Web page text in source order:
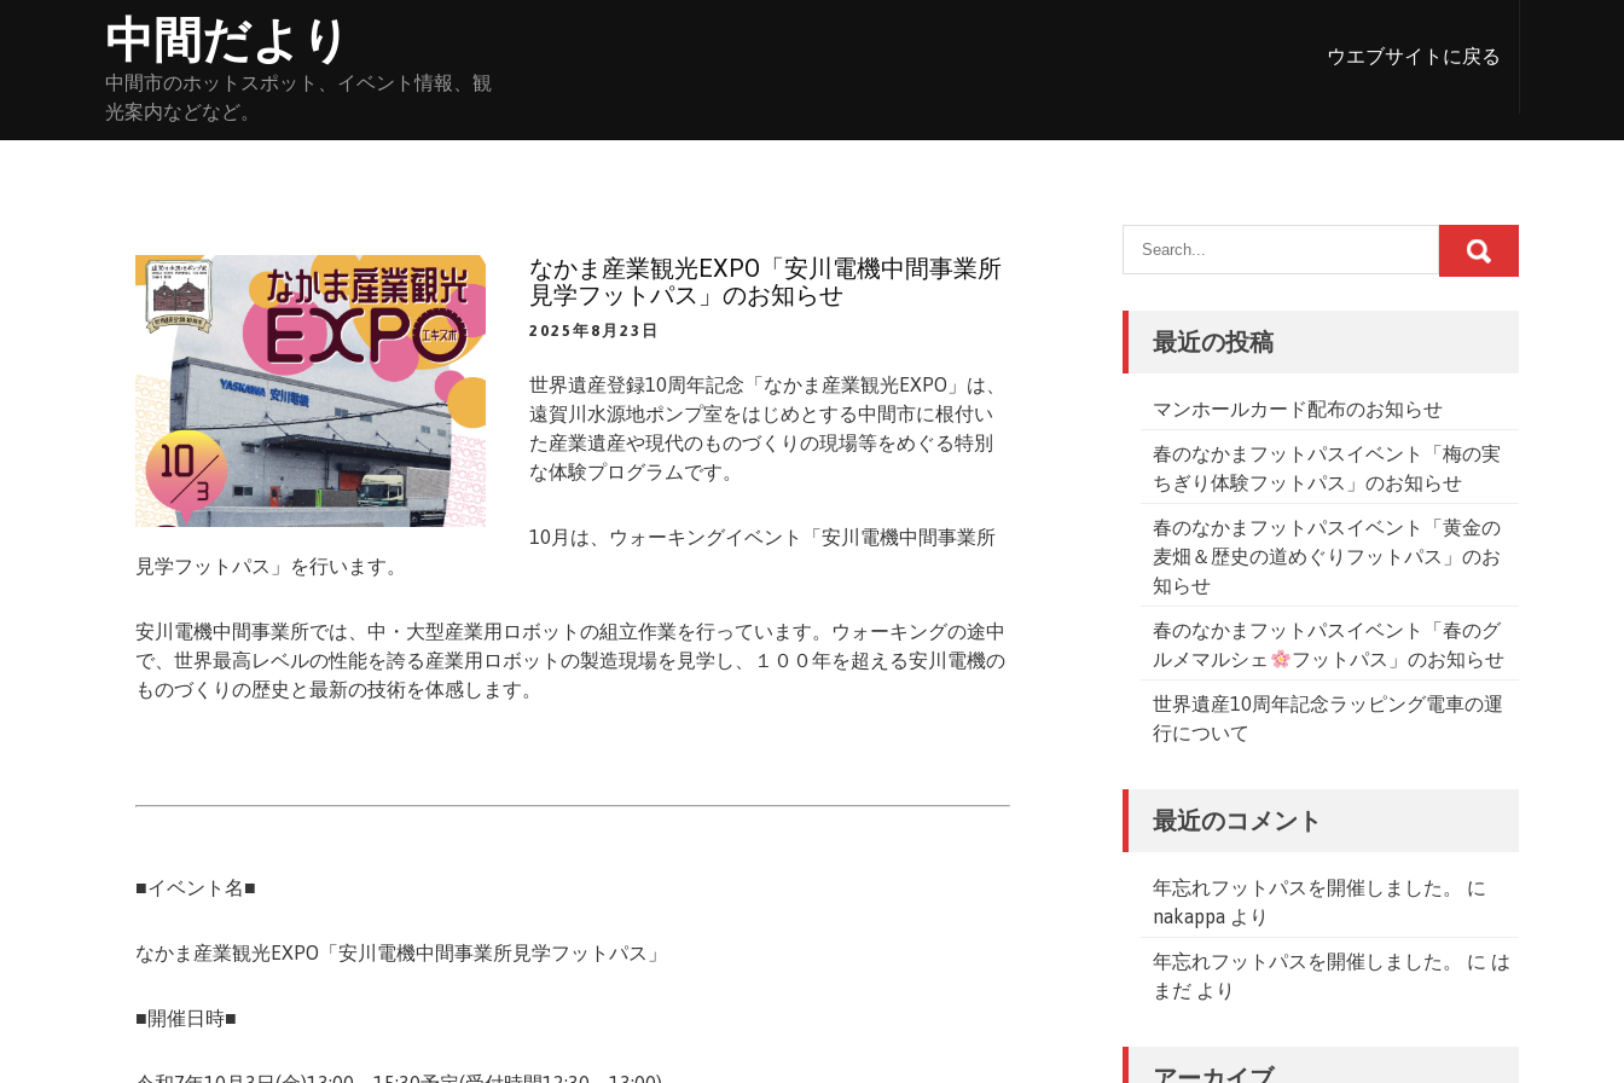
中間だより
中間市のホットスポット、イベント情報、観
光案内などなど。
ウエブサイトに戻る
なかま産業観光EXPO「安川電機中間事業所
見学フットパス」のお知らせ
2025年8月23日
世界遺産登録10周年記念「なかま産業観光EXPO」は、
遠賀川水源地ポンプ室をはじめとする中間市に根付い
た産業遺産や現代のものづくりの現場等をめぐる特別
な体験プログラムです。
10月は、ウォーキングイベント「安川電機中間事業所
見学フットパス」を行います。
安川電機中間事業所では、中・大型産業用ロボットの組立作業を行っています。ウォーキングの途中
で、世界最高レベルの性能を誇る産業用ロボットの製造現場を見学し、１００年を超える安川電機の
ものづくりの歴史と最新の技術を体感します。
■イベント名■
なかま産業観光EXPO「安川電機中間事業所見学フットパス」
■開催日時■
最近の投稿
マンホールカード配布のお知らせ
春のなかまフットパスイベント「梅の実
ちぎり体験フットパス」のお知らせ
春のなかまフットパスイベント「黄金の
麦畑＆歴史の道めぐりフットパス」のお
知らせ
春のなかまフットパスイベント「春のグ
ルメマルシェ
フットパス」のお知らせ
世界遺産10周年記念ラッピング電車の運
行について
最近のコメント
年忘れフットパスを開催しました。
に
nakappa より
年忘れフットパスを開催しました。 に は
まだ より